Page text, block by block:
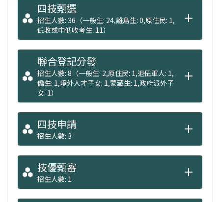
四技甄選
招生人數: 36（一般生: 24,離島生: 0,原住民: 1,
低收或中低收考生: 11）
聯合登記分發
招生人數: 8（一般生: 2,原住民: 1,退伍軍人: 1,
僑生: 1,境外人才子女: 1,蒙藏生: 1,政府派外子
女: 1）
四技申請
招生人數: 3
技優甄審
招生人數: 1